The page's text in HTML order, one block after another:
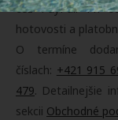
cez PayPal. Pri
hotovosti a
O termíne
číslach: +421 915
479. Detailnejšie
sekcii Obchodné